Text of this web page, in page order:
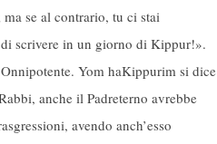
se al contrario, tu ci stai
scrivere in un giorno di Kippur!».
Yom haKippurim si dice
anche il Padreterno avrebbe
avendo anch’esso